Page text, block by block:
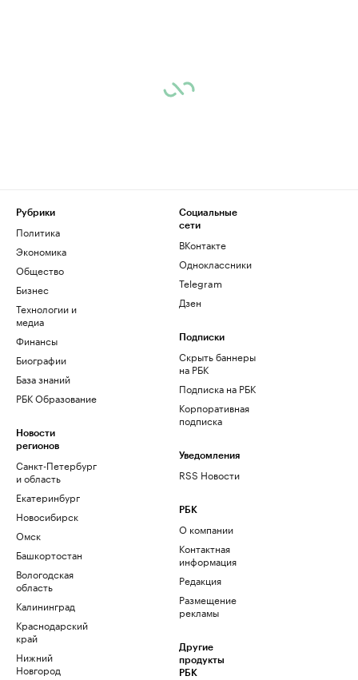
Рубрики
Политика
Экономика
Общество
Бизнес
Технологии и
медиа
Финансы
Биографии
База знаний
РБК Образование
Новости
регионов
Санкт-Петербург
и область
Екатеринбург
Новосибирск
Омск
Башкортостан
Вологодская
область
Калининград
Краснодарский
край
Нижний
Новгород
Социальные
сети
ВКонтакте
Одноклассники
Telegram
Дзен
Подписки
Скрыть баннеры
на РБК
Подписка на РБК
Корпоративная
подписка
Уведомления
RSS Новости
РБК
О компании
Контактная
информация
Редакция
Размещение
рекламы
Другие
продукты
РБК